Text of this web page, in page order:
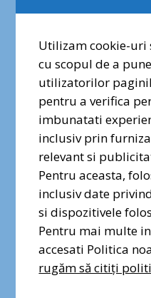
Dragi prieteni
vocea voastră
și
protecția
Semnez
Băneasa
Utilizam cookie-
cu scopul de a
utilizatorilor
pentru a verifica
imbunatati
inclusiv prin
relevant si
Pentru aceasta,
inclusiv date
si dispozitivele
Pentru mai multe
accesati Politica
rugăm să citiți